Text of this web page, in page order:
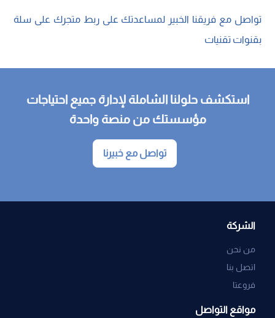
تواصل مع فريقنا الخبير لمساعدتك على ربط متجرك على سلة
بقنوات تقنيات
استكشف حلولنا الشاملة لإدارة جميع احتياجات
مؤسستك من منصة واحدة
تواصل مع خبيرنا
الشركة
من نحن
اتصل بنا
فروعتا
مواقع التواصل